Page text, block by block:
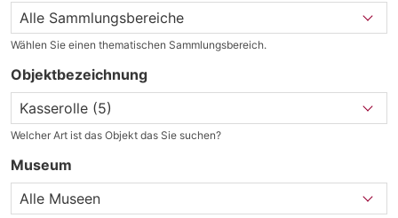
Wählen Sie einen thematischen Sammlungsbereich.
Objektbezeichnung
Welcher Art ist das Objekt das Sie suchen?
Museum